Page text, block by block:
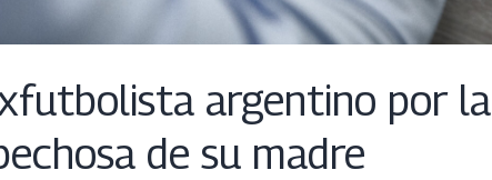
argentino por la
de su madre